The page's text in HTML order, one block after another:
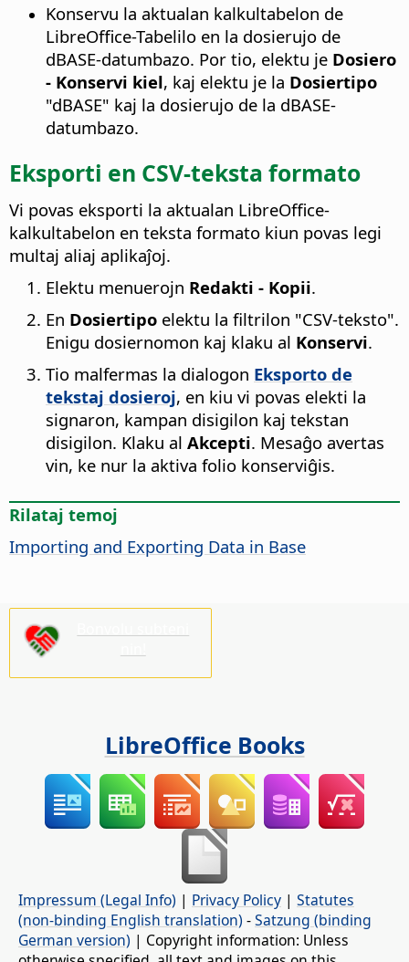
Konservu la aktualan kalkultabelon de
LibreOffice-Tabelilo en la dosierujo de
dBASE-datumbazo. Por tio, elektu je Dosiero
- Konservi kiel, kaj elektu je la Dosiertipo
"dBASE" kaj la dosierujo de la dBASE-
datumbazo.
Eksporti en CSV-teksta formato
Vi povas eksporti la aktualan LibreOffice-
kalkultabelon en teksta formato kiun povas legi
multaj aliaj aplikaĵoj.
Elektu menuerojn Redakti - Kopii.
En Dosiertipo elektu la filtrilon "CSV-teksto".
Enigu dosiernomon kaj klaku al Konservi.
Tio malfermas la dialogon Eksporto de
tekstaj dosieroj, en kiu vi povas elekti la
signaron, kampan disigilon kaj tekstan
disigilon. Klaku al Akcepti. Mesaĝo avertas
vin, ke nur la aktiva folio konserviĝis.
Rilataj temoj
Importing and Exporting Data in Base
LibreOffice Books
Impressum (Legal Info) | Privacy Policy | Statutes
(non-binding English translation) -Satzung (binding
German version) | Copyright information: Unless